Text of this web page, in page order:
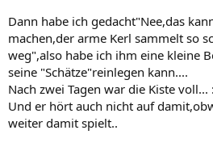
Dann habe ich gedacht"Nee,das
machen,der arme Kerl sammelt so
weg",also habe ich ihm eine kleine
seine "Schätze"reinlegen kann....
Nach zwei Tagen war die Kiste
Und er hört auch nicht auf
weiter damit spielt..